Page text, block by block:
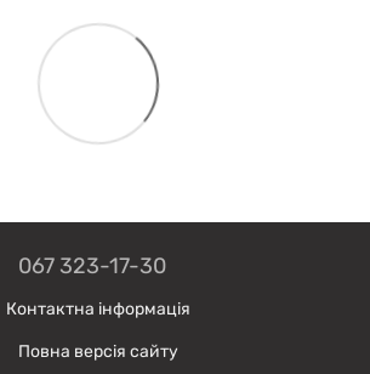
067 323-17-30
Контактна інформація
Повна версія сайту